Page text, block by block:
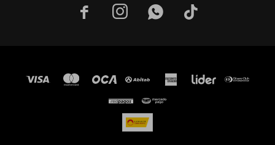
   